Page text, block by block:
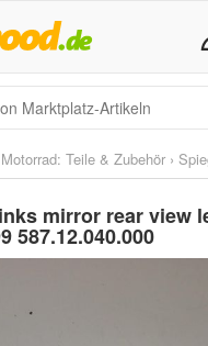
Motorrad: Teile & Zubehör ›
mirror rear view
587.12.040.000